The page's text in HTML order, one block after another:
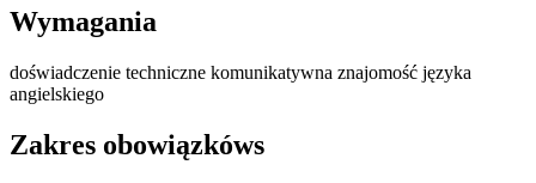
Wymagania
doświadczenie techniczne komunikatywna znajomość języka
angielskiego
Zakres obowiązkóws